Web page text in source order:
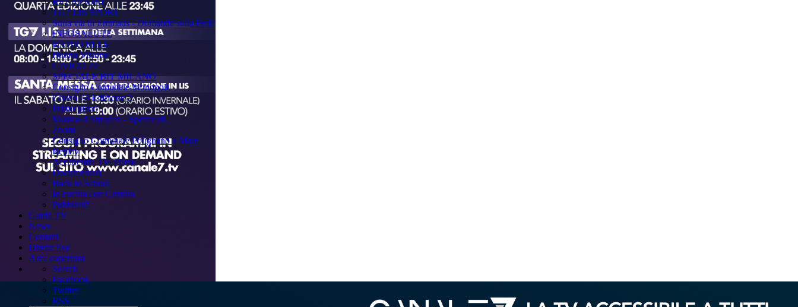
TG7 LIS SPORT
Sulla via di Emmaus - Domande sulla Fede
INFOSALUTE
RADIO ELLE
Buona Visione
CIVICO 74
SPECIALE BIT MILANO
Consiglio Comunale Monopoli
Civico 74 Edizione 2
Primo piano
Musica d'Attracco - Spettacoli
Zoom
Consiglio Comunale Polignano a Mare
Replay
Accademia TV Talent
Documentari
Back to School
In cucina con Cristina
Pubblicità
Guida TV
News
Contatti
Dirette live
Area copertura
Search
Facebook
Twitter
RSS